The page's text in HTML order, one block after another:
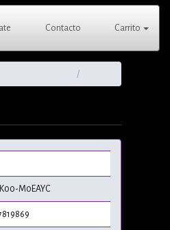
Contacto Carrito
M0EAYC